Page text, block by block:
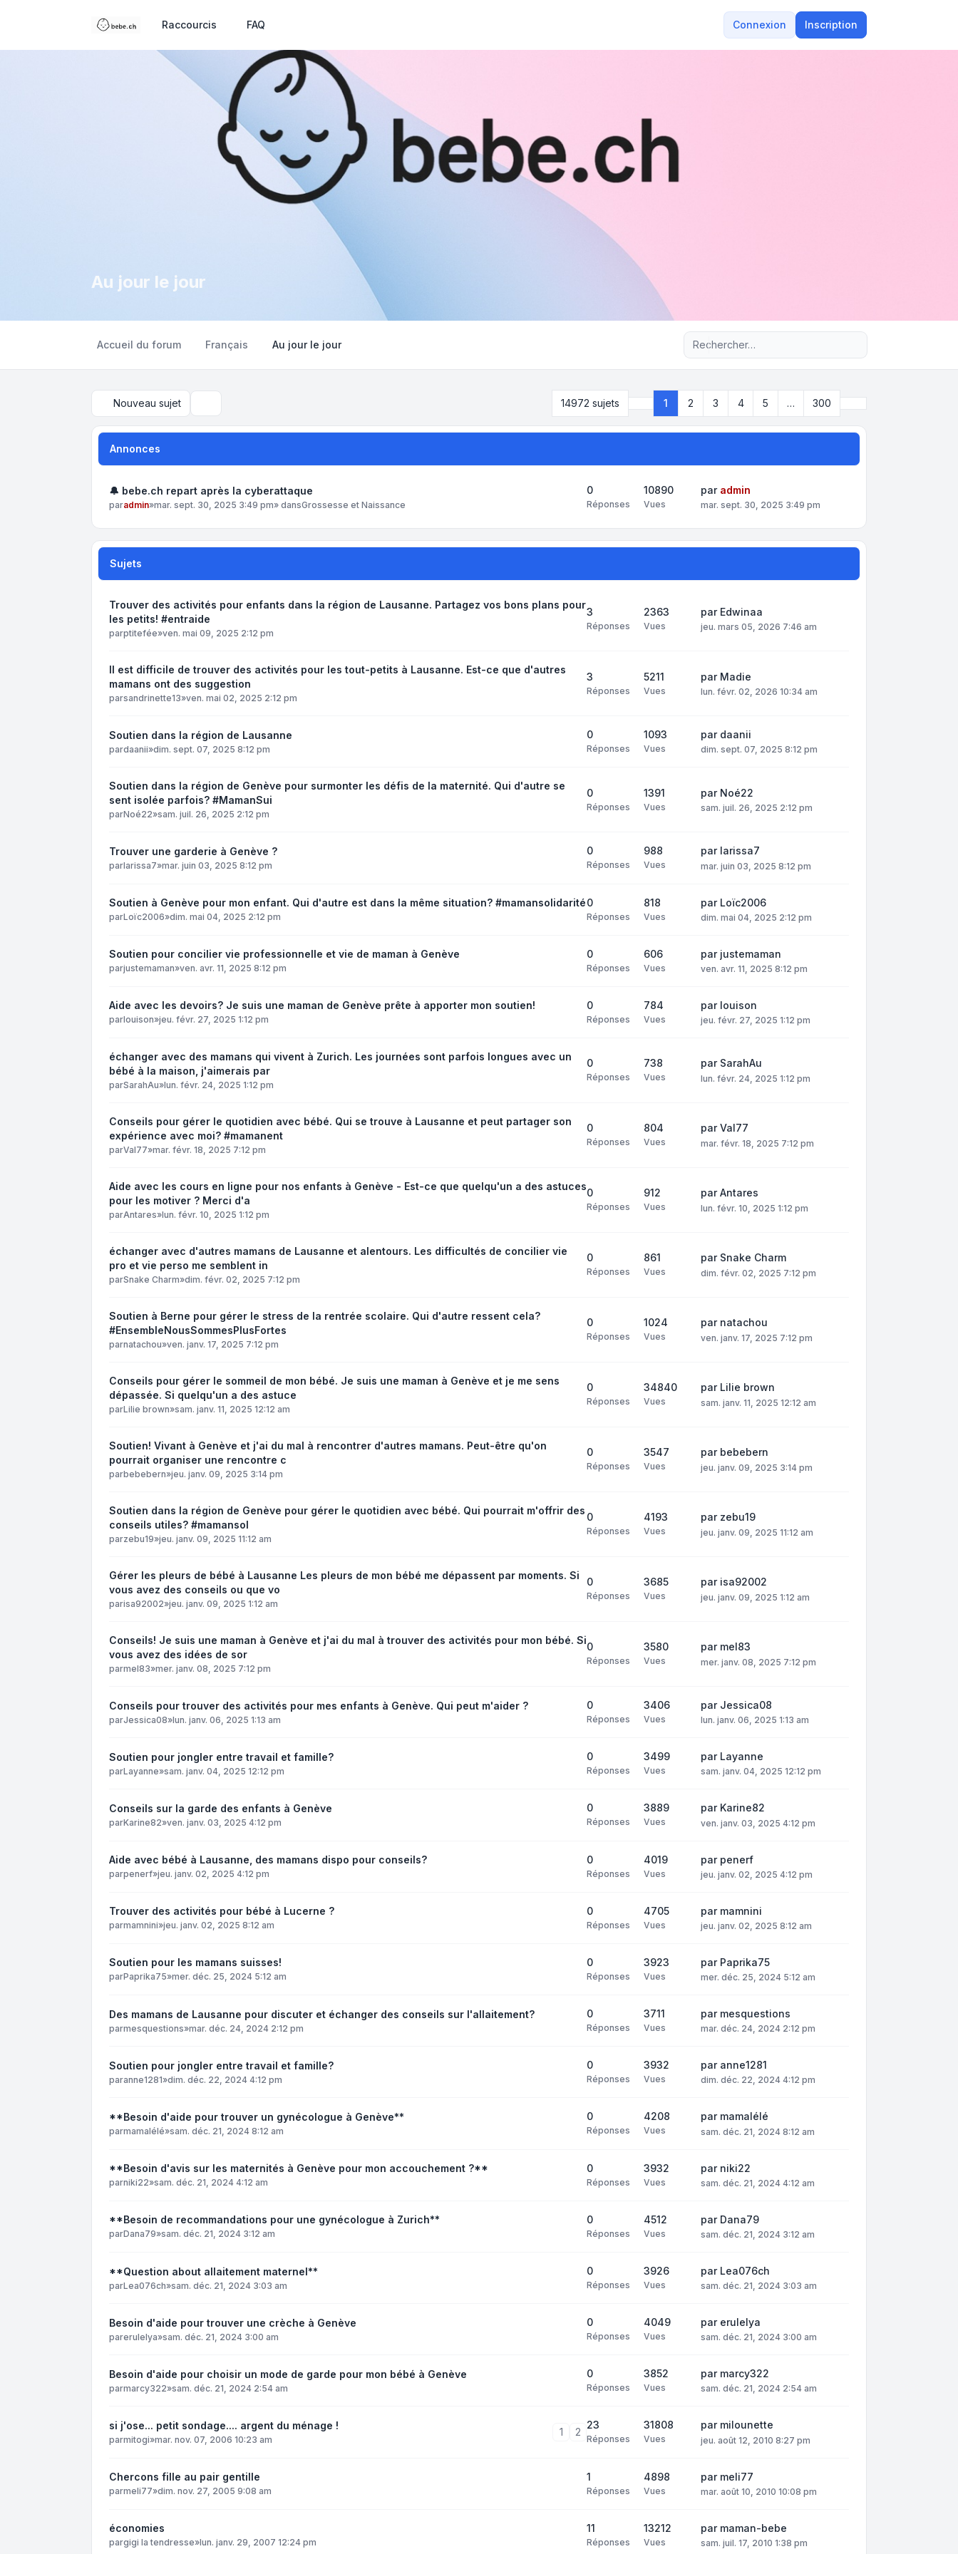
Raccourcis FAQ Connexion Inscription
Au jour le jour
Accueil du forum Français Au jour le jour Recherche avancée
Nouveau sujet 14972 sujets Page 1 sur300
1 2 3 4 5 … 300
Annonces
🔔 bebe.ch repart après la cyberattaque
paradmin»mar. sept. 30, 2025 3:49 pm» dansGrossesse et Naissance
0
Réponses
10890
Vues
par admin
mar. sept. 30, 2025 3:49 pm
Sujets
Trouver des activités pour enfants dans la région de Lausanne. Partagez vos bons plans pour
les petits! #entraide
parptitefée»ven. mai 09, 2025 2:12 pm
3
Réponses
2363
Vues
par Edwinaa
jeu. mars 05, 2026 7:46 am
Il est difficile de trouver des activités pour les tout-petits à Lausanne. Est-ce que d'autres
mamans ont des suggestion
parsandrinette13»ven. mai 02, 2025 2:12 pm
3
Réponses
5211
Vues
par Madie
lun. févr. 02, 2026 10:34 am
Soutien dans la région de Lausanne
pardaanii»dim. sept. 07, 2025 8:12 pm
0
Réponses
1093
Vues
par daanii
dim. sept. 07, 2025 8:12 pm
Soutien dans la région de Genève pour surmonter les défis de la maternité. Qui d'autre se
sent isolée parfois? #MamanSui
parNoé22»sam. juil. 26, 2025 2:12 pm
0
Réponses
1391
Vues
par Noé22
sam. juil. 26, 2025 2:12 pm
Trouver une garderie à Genève ?
parlarissa7»mar. juin 03, 2025 8:12 pm
0
Réponses
988
Vues
par larissa7
mar. juin 03, 2025 8:12 pm
Soutien à Genève pour mon enfant. Qui d'autre est dans la même situation? #mamansolidarité
parLoïc2006»dim. mai 04, 2025 2:12 pm
0
Réponses
818
Vues
par Loïc2006
dim. mai 04, 2025 2:12 pm
Soutien pour concilier vie professionnelle et vie de maman à Genève
parjustemaman»ven. avr. 11, 2025 8:12 pm
0
Réponses
606
Vues
par justemaman
ven. avr. 11, 2025 8:12 pm
Aide avec les devoirs? Je suis une maman de Genève prête à apporter mon soutien!
parlouison»jeu. févr. 27, 2025 1:12 pm
0
Réponses
784
Vues
par louison
jeu. févr. 27, 2025 1:12 pm
échanger avec des mamans qui vivent à Zurich. Les journées sont parfois longues avec un
bébé à la maison, j'aimerais par
parSarahAu»lun. févr. 24, 2025 1:12 pm
0
Réponses
738
Vues
par SarahAu
lun. févr. 24, 2025 1:12 pm
Conseils pour gérer le quotidien avec bébé. Qui se trouve à Lausanne et peut partager son
expérience avec moi? #mamanent
parVal77»mar. févr. 18, 2025 7:12 pm
0
Réponses
804
Vues
parVal77
mar. févr. 18, 2025 7:12 pm
Aide avec les cours en ligne pour nos enfants à Genève - Est-ce que quelqu'un a des astuces
pour les motiver ? Merci d'a
parAntares»lun. févr. 10, 2025 1:12 pm
0
Réponses
912
Vues
parAntares
lun. févr. 10, 2025 1:12 pm
échanger avec d'autres mamans de Lausanne et alentours. Les difficultés de concilier vie
pro et vie perso me semblent in
parSnake Charm»dim. févr. 02, 2025 7:12 pm
0
Réponses
861
Vues
par Snake Charm
dim. févr. 02, 2025 7:12 pm
Soutien à Berne pour gérer le stress de la rentrée scolaire. Qui d'autre ressent cela?
#EnsembleNousSommesPlusFortes
parnatachou»ven. janv. 17, 2025 7:12 pm
0
Réponses
1024
Vues
par natachou
ven. janv. 17, 2025 7:12 pm
Conseils pour gérer le sommeil de mon bébé. Je suis une maman à Genève et je me sens
dépassée. Si quelqu'un a des astuce
parLilie brown»sam. janv. 11, 2025 12:12 am
0
Réponses
34840
Vues
par Lilie brown
sam. janv. 11, 2025 12:12 am
Soutien! Vivant à Genève et j'ai du mal à rencontrer d'autres mamans. Peut-être qu'on
pourrait organiser une rencontre c
parbebebern»jeu. janv. 09, 2025 3:14 pm
0
Réponses
3547
Vues
par bebebern
jeu. janv. 09, 2025 3:14 pm
Soutien dans la région de Genève pour gérer le quotidien avec bébé. Qui pourrait m'offrir des
conseils utiles? #mamansol
parzebu19»jeu. janv. 09, 2025 11:12 am
0
Réponses
4193
Vues
par zebu19
jeu. janv. 09, 2025 11:12 am
Gérer les pleurs de bébé à Lausanne Les pleurs de mon bébé me dépassent par moments. Si
vous avez des conseils ou que vo
parisa92002»jeu. janv. 09, 2025 1:12 am
0
Réponses
3685
Vues
par isa92002
jeu. janv. 09, 2025 1:12 am
Conseils! Je suis une maman à Genève et j'ai du mal à trouver des activités pour mon bébé. Si
vous avez des idées de sor
parmel83»mer. janv. 08, 2025 7:12 pm
0
Réponses
3580
Vues
par mel83
mer. janv. 08, 2025 7:12 pm
Conseils pour trouver des activités pour mes enfants à Genève. Qui peut m'aider ?
parJessica08»lun. janv. 06, 2025 1:13 am
0
Réponses
3406
Vues
par Jessica08
lun. janv. 06, 2025 1:13 am
Soutien pour jongler entre travail et famille?
parLayanne»sam. janv. 04, 2025 12:12 pm
0
Réponses
3499
Vues
par Layanne
sam. janv. 04, 2025 12:12 pm
Conseils sur la garde des enfants à Genève
parKarine82»ven. janv. 03, 2025 4:12 pm
0
Réponses
3889
Vues
par Karine82
ven. janv. 03, 2025 4:12 pm
Aide avec bébé à Lausanne, des mamans dispo pour conseils?
parpenerf»jeu. janv. 02, 2025 4:12 pm
0
Réponses
4019
Vues
par penerf
jeu. janv. 02, 2025 4:12 pm
Trouver des activités pour bébé à Lucerne ?
parmamnini»jeu. janv. 02, 2025 8:12 am
0
Réponses
4705
Vues
par mamnini
jeu. janv. 02, 2025 8:12 am
Soutien pour les mamans suisses!
parPaprika75»mer. déc. 25, 2024 5:12 am
0
Réponses
3923
Vues
par Paprika75
mer. déc. 25, 2024 5:12 am
Des mamans de Lausanne pour discuter et échanger des conseils sur l'allaitement?
parmesquestions»mar. déc. 24, 2024 2:12 pm
0
Réponses
3711
Vues
par mesquestions
mar. déc. 24, 2024 2:12 pm
Soutien pour jongler entre travail et famille?
paranne1281»dim. déc. 22, 2024 4:12 pm
0
Réponses
3932
Vues
par anne1281
dim. déc. 22, 2024 4:12 pm
**Besoin d'aide pour trouver un gynécologue à Genève**
parmamalélé»sam. déc. 21, 2024 8:12 am
0
Réponses
4208
Vues
par mamalélé
sam. déc. 21, 2024 8:12 am
**Besoin d'avis sur les maternités à Genève pour mon accouchement ?**
parniki22»sam. déc. 21, 2024 4:12 am
0
Réponses
3932
Vues
par niki22
sam. déc. 21, 2024 4:12 am
**Besoin de recommandations pour une gynécologue à Zurich**
parDana79»sam. déc. 21, 2024 3:12 am
0
Réponses
4512
Vues
par Dana79
sam. déc. 21, 2024 3:12 am
**Question about allaitement maternel**
parLea076ch»sam. déc. 21, 2024 3:03 am
0
Réponses
3926
Vues
par Lea076ch
sam. déc. 21, 2024 3:03 am
Besoin d'aide pour trouver une crèche à Genève
parerulelya»sam. déc. 21, 2024 3:00 am
0
Réponses
4049
Vues
par erulelya
sam. déc. 21, 2024 3:00 am
Besoin d'aide pour choisir un mode de garde pour mon bébé à Genève
parmarcy322»sam. déc. 21, 2024 2:54 am
0
Réponses
3852
Vues
par marcy322
sam. déc. 21, 2024 2:54 am
si j'ose... petit sondage.... argent du ménage !
parmitogi»mar. nov. 07, 2006 10:23 am
1 2
23
Réponses
31808
Vues
par milounette
jeu. août 12, 2010 8:27 pm
Chercons fille au pair gentille
parmeli77»dim. nov. 27, 2005 9:08 am
1
Réponses
4898
Vues
par meli77
mar. août 10, 2010 10:08 pm
économies
pargigi la tendresse»lun. janv. 29, 2007 12:24 pm
11
Réponses
13212
Vues
par maman-bebe
sam. juil. 17, 2010 1:38 pm